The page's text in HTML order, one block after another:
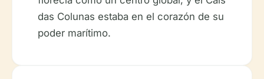
das Colunas estaba en el corazón de su
poder marítimo.